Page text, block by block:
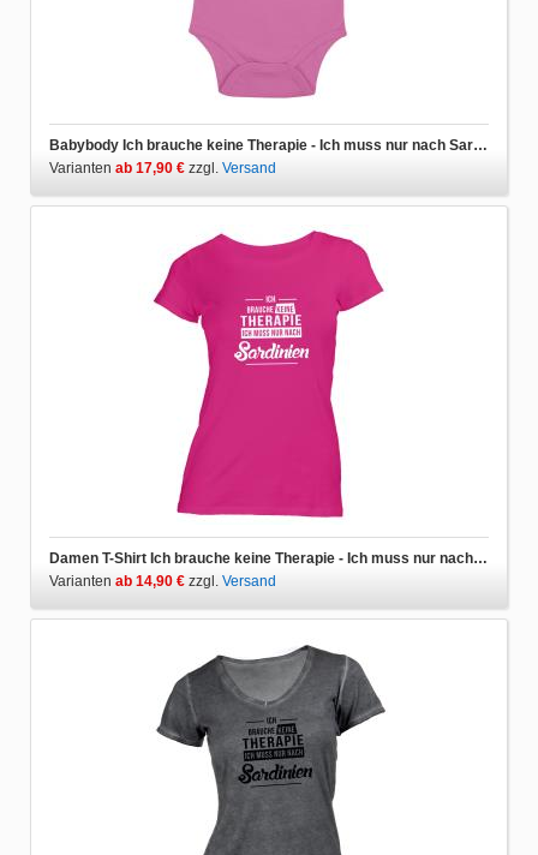
Babybody Ich brauche keine Therapie - Ich muss nur nach Sardinien
Varianten ab 17,90 € zzgl. Versand
Damen T-Shirt Ich brauche keine Therapie - Ich muss nur nach Sardinien
Varianten ab 14,90 € zzgl. Versand